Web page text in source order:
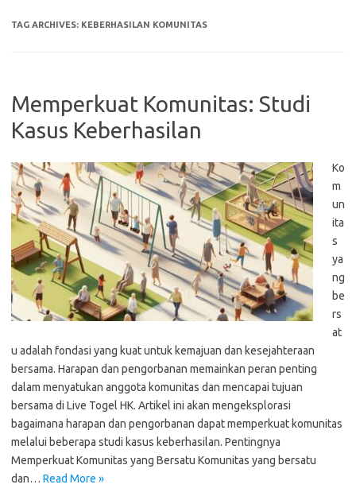
TAG ARCHIVES: KEBERHASILAN KOMUNITAS
Memperkuat Komunitas: Studi
Kasus Keberhasilan
Ko
m
un
ita
s
ya
ng
be
rs
at
u adalah fondasi yang kuat untuk kemajuan dan kesejahteraan
bersama. Harapan dan pengorbanan memainkan peran penting
dalam menyatukan anggota komunitas dan mencapai tujuan
bersama di Live Togel HK. Artikel ini akan mengeksplorasi
bagaimana harapan dan pengorbanan dapat memperkuat komunitas
melalui beberapa studi kasus keberhasilan. Pentingnya
Memperkuat Komunitas yang Bersatu Komunitas yang bersatu
dan… Read More »